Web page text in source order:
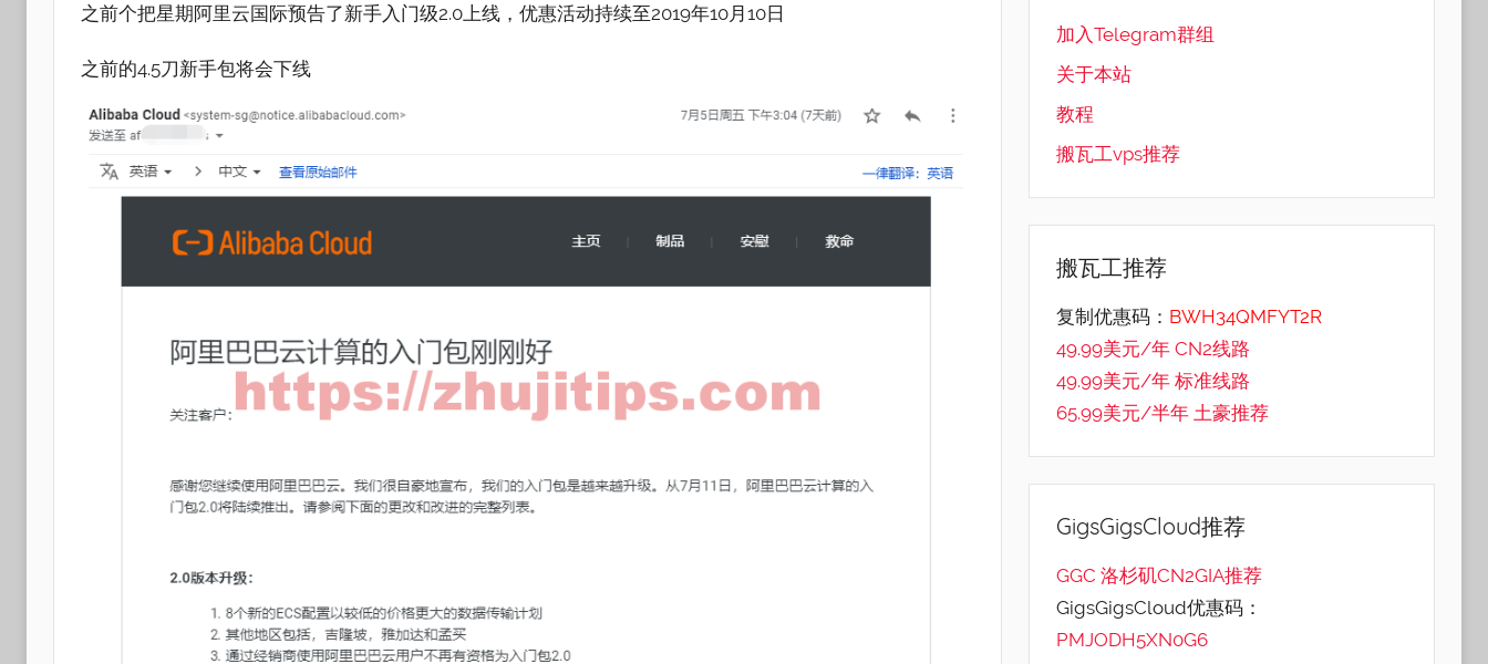
之前个把星期阿里云国际预告了新手入门级2.0上线，优惠活动持续至2019年10月10日
之前的4.5刀新手包将会下线
加入Telegram群组
关于本站
教程
搬瓦工vps推荐
搬瓦工推荐
复制优惠码： BWH34QMFYT2R
49.99美元/年 CN2线路
49.99美元/年 标准线路
65.99美元/半年 土豪推荐
GigsGigsCloud推荐
GGC 洛杉矶CN2GIA推荐
GigsGigsCloud优惠码：
PMJODH5XN0G6